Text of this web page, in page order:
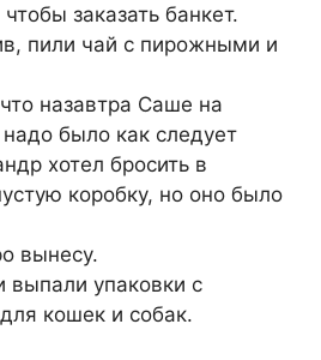
заказать банкет.
пили чай с пирожными и
назавтра Саше на
было как следует
хотел бросить в
коробку, но оно было
вынесу.
выпали упаковки с
кошек и собак.